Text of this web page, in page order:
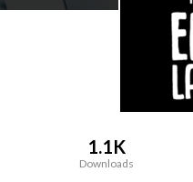
1.1K
Downloads